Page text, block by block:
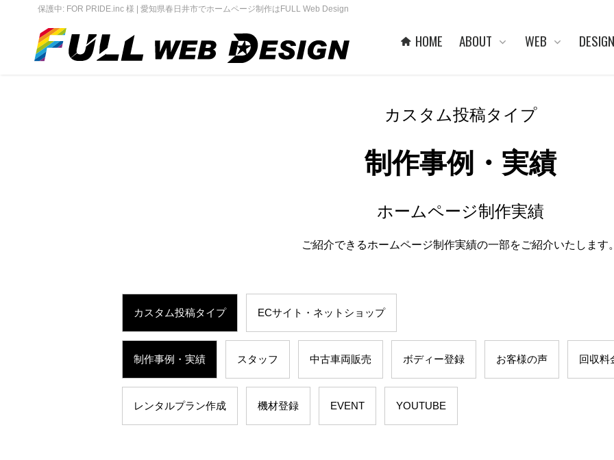
保護中: FOR PRIDE.inc 様 | 愛知県春日井市でホームページ制作はFULL Web Design
HOME ABOUT WEB
カスタム投稿タイプ
制作事例・実績
ホームページ制作実績
ご紹介できるホームページ制作実績の一部をご紹介いたします
カスタム投稿タイプ ECサイト・ネットショップ
制作事例・実績 スタッフ 中古車両販売 ボディー登録 お客様の声 回収料
レンタルプラン作成 機材登録 EVENT YOUTUBE